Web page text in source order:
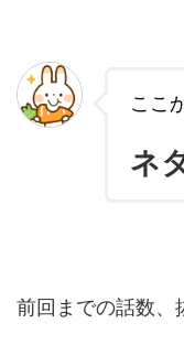
ここ
ネ
前回までの話数、